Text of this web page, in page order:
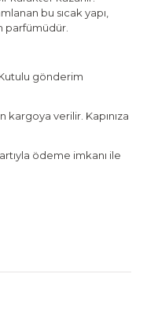
bu sıcak yapı,
parfümüdür.
gönderim
verilir. Kapınıza
ödeme imkanı ile